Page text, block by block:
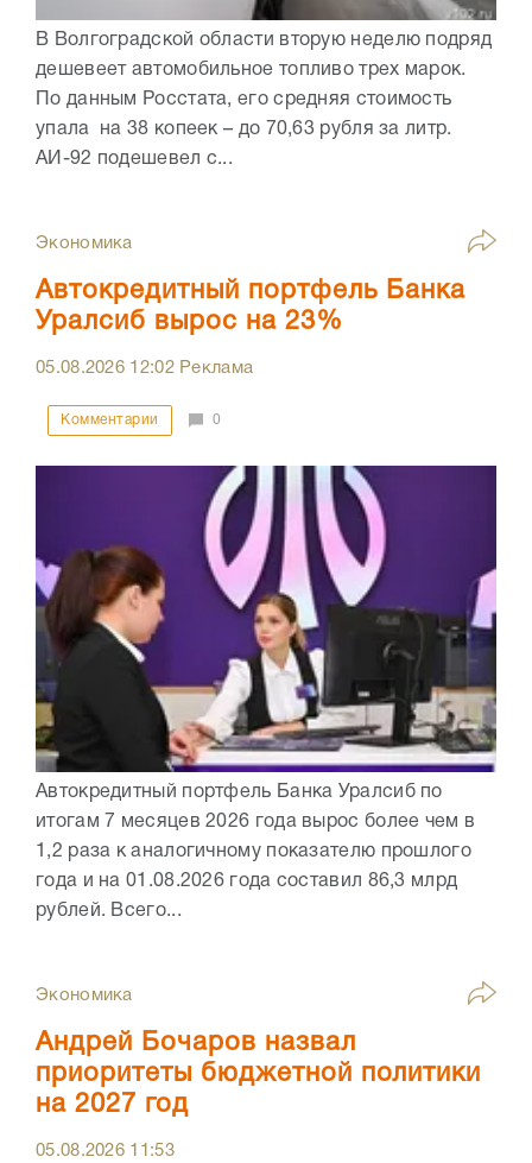
В Волгоградской области вторую неделю подряд
дешевеет автомобильное топливо трех марок.
По данным Росстата, его средняя стоимость
упала на 38 копеек – до 70,63 рубля за литр.
АИ-92 подешевел с...
Экономика
Автокредитный портфель Банка
Уралсиб вырос на 23%
05.08.2026 12:02Реклама
Комментарии 0
Автокредитный портфель Банка Уралсиб по
итогам 7 месяцев 2026 года вырос более чем в
1,2 раза к аналогичному показателю прошлого
года и на 01.08.2026 года составил 86,3 млрд
рублей. Всего...
Экономика
Андрей Бочаров назвал
приоритеты бюджетной политики
на 2027 год
05.08.2026 11:53